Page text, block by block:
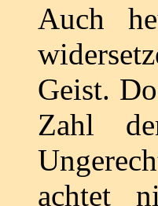
Auch
Geist.
Zahl
achtet